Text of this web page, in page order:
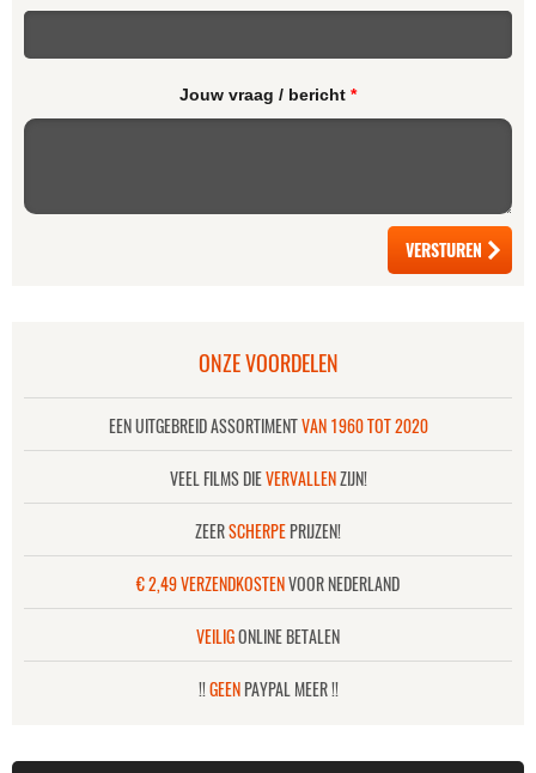
Jouw vraag / bericht *
ONZE VOORDELEN
EEN UITGEBREID ASSORTIMENTVAN 1960 TOT 2020
VEEL FILMS DIEVERVALLENZIJN!
ZEERSCHERPEPRIJZEN!
€ 2,49 VERZENDKOSTENVOOR NEDERLAND
VEILIGONLINE BETALEN
!!GEENPAYPAL MEER !!